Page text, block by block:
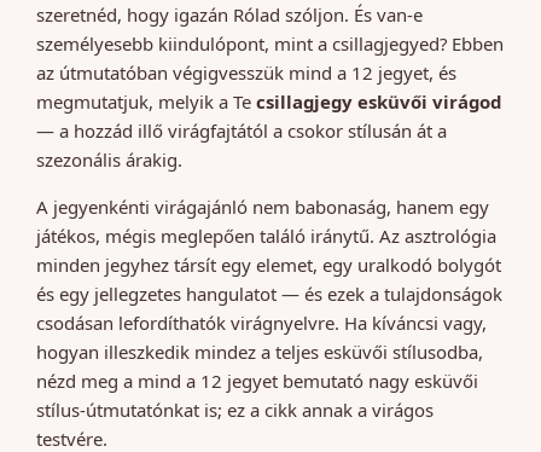
szeretnéd, hogy igazán Rólad szóljon. És van-e
személyesebb kiindulópont, mint a csillagjegyed? Ebben
az útmutatóban végigvesszük mind a 12 jegyet, és
megmutatjuk, melyik a Te csillagjegy esküvői virágod
— a hozzád illő virágfajtától a csokor stílusán át a
szezonális árakig.
A jegyenkénti virágajánló nem babonaság, hanem egy
játékos, mégis meglepően találó iránytű. Az asztrológia
minden jegyhez társít egy elemet, egy uralkodó bolygót
és egy jellegzetes hangulatot — és ezek a tulajdonságok
csodásan lefordíthatók virágnyelvre. Ha kíváncsi vagy,
hogyan illeszkedik mindez a teljes esküvői stílusodba,
nézd meg a mind a 12 jegyet bemutató nagy esküvői
stílus-útmutatónkat is; ez a cikk annak a virágos
testvére.